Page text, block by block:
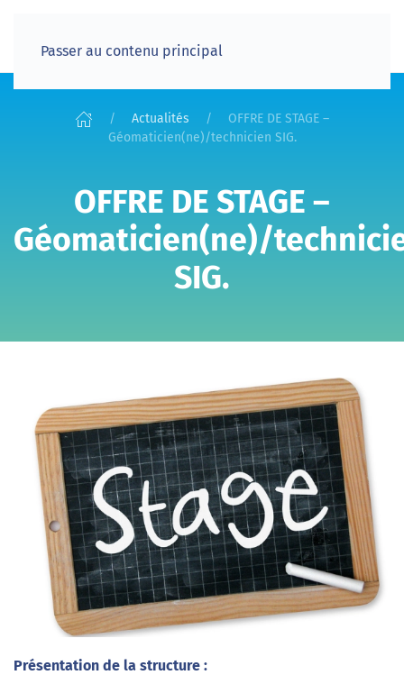
Passer au contenu principal
Actualités
OFFRE DE STAGE –
Géomaticien(ne)/technicien SIG.
OFFRE DE STAGE –
Géomaticien(ne)/
SIG.
Présentation de la structure :